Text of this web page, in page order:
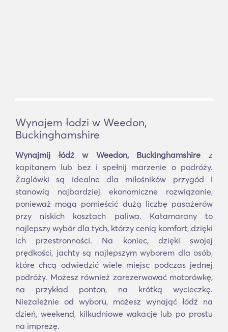
Wynajem łodzi w Weedon,
Buckinghamshire
Wynajmij łódź w Weedon, Buckinghamshire z
kapitanem lub bez i spełnij marzenie o podróży.
Żaglówki są idealne dla miłośników przygód i
stanowią najbardziej ekonomiczne rozwiązanie,
ponieważ mogą pomieścić dużą liczbę pasażerów
przy niskich kosztach paliwa. Katamarany to
najlepszy wybór dla tych, którzy cenią komfort, dzięki
ich przestronności. Na koniec, dzięki swojej
prędkości, jachty są najlepszym wyborem dla osób,
które chcą odwiedzić wiele miejsc podczas jednej
podróży. Możesz również zarezerwować motorówkę,
na przykład ponton, na krótką wycieczkę.
Niezależnie od wyboru, możesz wynająć łódź na
dzień, weekend, kilkudniowe wakacje lub po prostu
na imprezę.